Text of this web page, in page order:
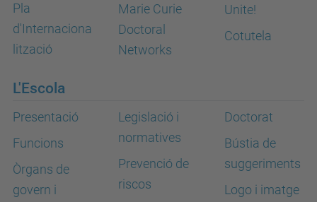
Pla
d'Internaciona
lització
Marie Curie
Doctoral
Networks
Unite!
Cotutela
L'Escola
Presentació
Funcions
Òrgans de
govern i
Legislació i
normatives
Prevenció de
riscos
Doctorat
Bústia de
suggeriments
Logo i imatge